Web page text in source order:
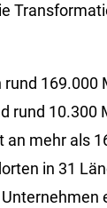
169.000
rund 10.300
an mehr als
in 31